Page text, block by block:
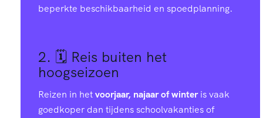
beperkte beschikbaarheid en spoedplanning.
2. 🗓️ Reis buiten het
hoogseizoen
Reizen in hetvoorjaar, najaar of winteris vaak
goedkoper dan tijdens schoolvakanties of